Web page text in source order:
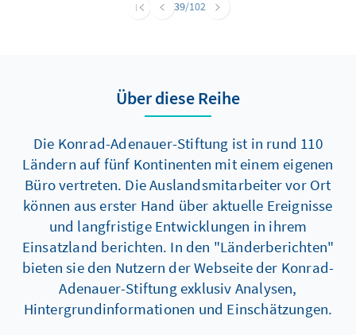
39/102
Über diese Reihe
Die Konrad-Adenauer-Stiftung ist in rund 110
Ländern auf fünf Kontinenten mit einem eigenen
Büro vertreten. Die Auslandsmitarbeiter vor Ort
können aus erster Hand über aktuelle Ereignisse
und langfristige Entwicklungen in ihrem
Einsatzland berichten. In den "Länderberichten"
bieten sie den Nutzern der Webseite der Konrad-
Adenauer-Stiftung exklusiv Analysen,
Hintergrundinformationen und Einschätzungen.